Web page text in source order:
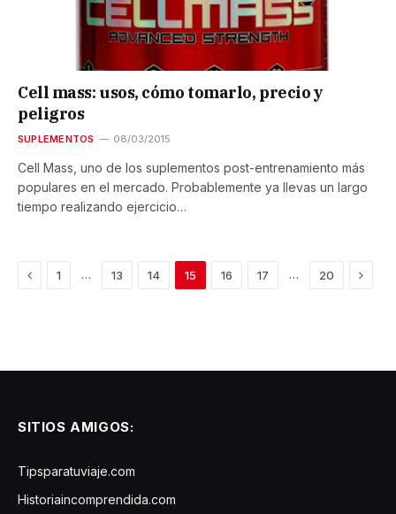
Cell mass: usos, cómo tomarlo, precio y
peligros
SUPLEMENTOS 08/03/2015
Cell Mass, uno de los suplementos post-entrenamiento más
populares en el mercado. Probablemente ya llevas un largo
tiempo realizando ejercicio…
Previous
1 … 13 14 15 16 17 … 20 Next
SITIOS AMIGOS:
Tipsparatuviaje.com
Historiaincomprendida.com